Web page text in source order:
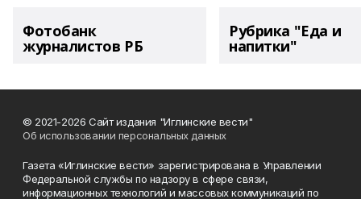
Фотобанк
журналистов РБ
Рубрика "Еда и
напитки"
© 2021-2026 Сайт издания "Иглинские вести"
Об использовании персональных данных
Газета «Иглинские вести» зарегистрирована в Управлении
Федеральной службы по надзору в сфере связи,
информационных технологий и массовых коммуникаций по